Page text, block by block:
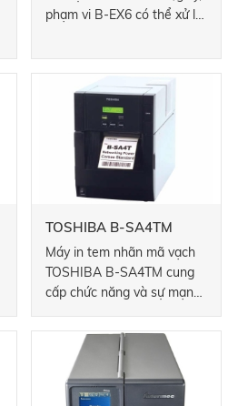
phạm vi B-EX6 có thể xử lý
thông lượng cao được tạo
điều kiện với khả năng xử lý
tiên tiến, tăng hiệu quả và
năng suất tổng thể.
TOSHIBA B-SA4TM
Máy in tem nhãn mã vạch
TOSHIBA B-SA4TM cung
cấp chức năng và sự mạnh
nghiệp với kích thước nhỏ
gọn và dễ sử dụng của một
máy in để bàn.